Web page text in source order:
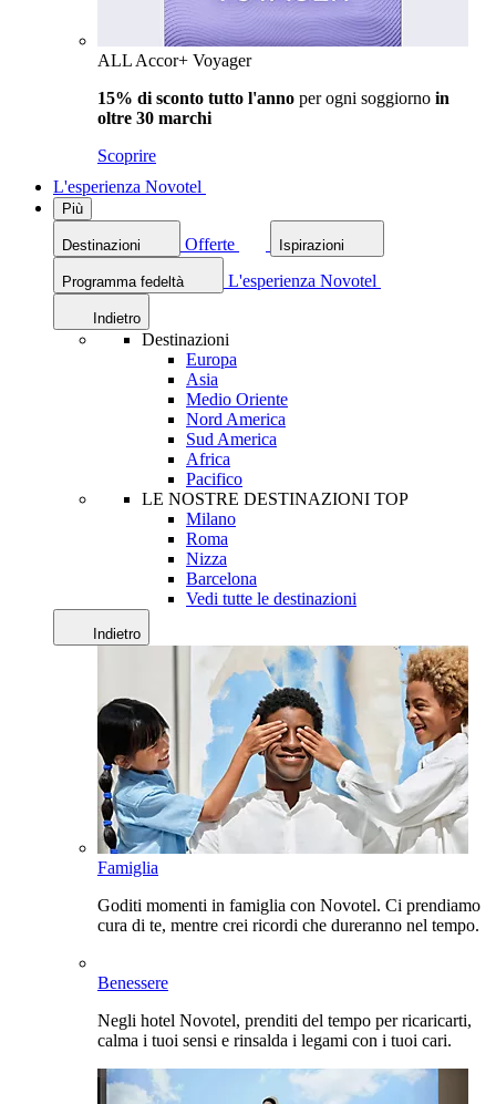
ALL Accor+ Voyager
15% di sconto tutto l'anno per ogni soggiorno in
oltre 30 marchi
Scoprire
L'esperienza Novotel
Più
Destinazioni Offerte Ispirazioni
Programma fedeltà L'esperienza Novotel
Indietro
Destinazioni
Europa
Asia
Medio Oriente
Nord America
Sud America
Africa
Pacifico
LE NOSTRE DESTINAZIONI TOP
Milano
Roma
Nizza
Barcelona
Vedi tutte le destinazioni
Indietro
Famiglia
Goditi momenti in famiglia con Novotel. Ci prendiamo
cura di te, mentre crei ricordi che dureranno nel tempo.
Benessere
Negli hotel Novotel, prenditi del tempo per ricaricarti,
calma i tuoi sensi e rinsalda i legami con i tuoi cari.